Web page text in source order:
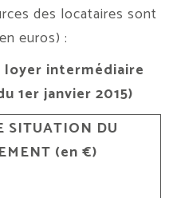
des locataires sont
euros) :
loyer intermédiaire
1er janvier 2015)
SITUATION DU
(en €)